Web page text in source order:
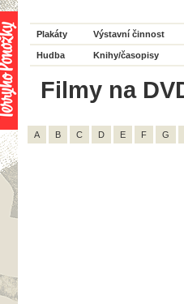
Plakáty Výstavní činnost
Hudba Knihy/časopisy
Filmy na
A B C D E F G